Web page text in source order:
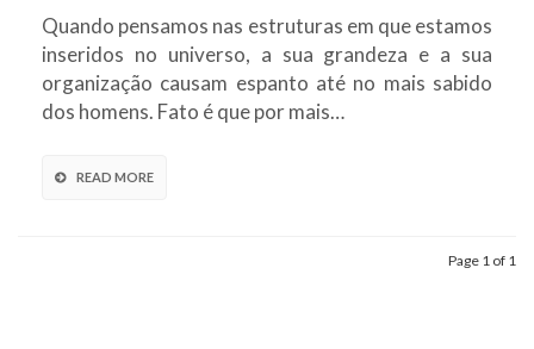
Quando pensamos nas estruturas em que estamos
inseridos no universo, a sua grandeza e a sua
organização causam espanto até no mais sabido
dos homens. Fato é que por mais…
READ MORE
Page 1 of 1